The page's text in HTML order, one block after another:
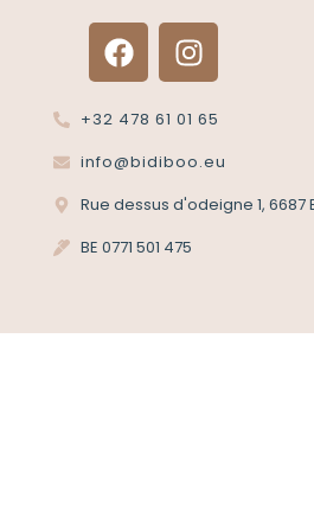
+32 478 61 01 65
info@bidiboo.eu
Rue dessus d'odeigne 1, 6687
BE 0771 501 475